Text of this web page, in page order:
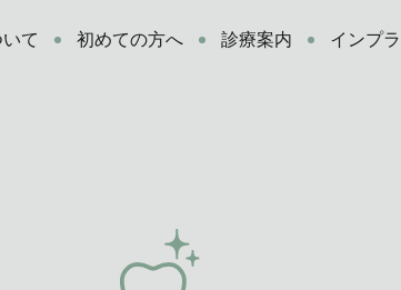
て 初めての方へ 診療案内 インプ